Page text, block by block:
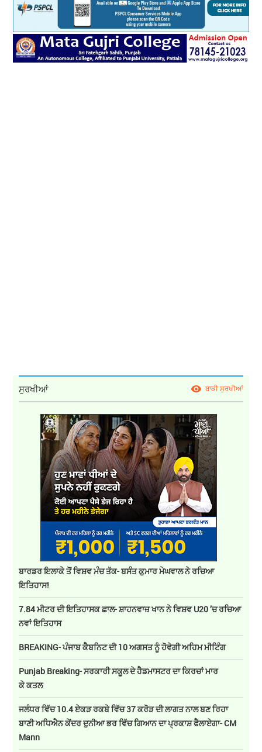
ਸੁਰਖੀਆਂ ਬਾਕੀ ਸੁਰਖੀਆਂ
ਬਾਰਡਰ ਇਲਾਕੇ ਤੋਂ ਵਿਸ਼ਵ ਮੰਚ ਤੱਕ- ਬਸੰਤ ਕੁਮਾਰ ਮੇਘਵਾਲ ਨੇ ਰਚਿਆ
ਇਤਿਹਾਸ!
7.84 ਮੀਟਰ ਦੀ ਇਤਿਹਾਸਕ ਛਾਲ- ਸ਼ਾਹਨਵਾਜ਼ ਖਾਨ ਨੇ ਵਿਸ਼ਵ U20 ’ਚ ਰਚਿਆ
ਨਵਾਂ ਇਤਿਹਾਸ
BREAKING- ਪੰਜਾਬ ਕੈਬਨਿਟ ਦੀ 10 ਅਗਸਤ ਨੂੰ ਹੋਵੇਗੀ ਅਹਿਮ ਮੀਟਿੰਗ
Punjab Breaking- ਸਰਕਾਰੀ ਸਕੂਲ ਦੇ ਹੈਡਮਾਸਟਰ ਦਾ ਕਿਰਚਾਂ ਮਾਰ
ਕੇ ਕਤਲ
ਜਲੰਧਰ ਵਿੱਚ 10.4 ਏਕੜ ਰਕਬੇ ਵਿੱਚ 37 ਕਰੋੜ ਦੀ ਲਾਗਤ ਨਾਲ ਬਣ ਰਿਹਾ
ਬਾਣੀ ਅਧਿਐਨ ਕੇਂਦਰ ਦੁਨੀਆ ਭਰ ਵਿੱਚ ਗਿਆਨ ਦਾ ਪ੍ਰਕਾਸ਼ ਫੈਲਾਏਗਾ- CM
Mann